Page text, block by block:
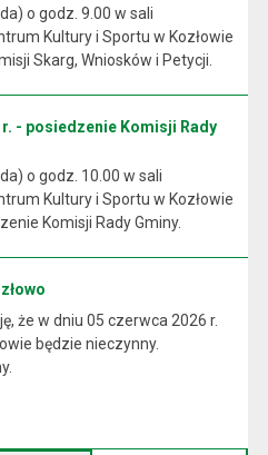
o godz. 9.00 w sali
Kultury i Sportu w Kozłowie
Skarg, Wniosków i Petycji.
- posiedzenie Komisji Rady
o godz. 10.00 w sali
Kultury i Sportu w Kozłowie
Komisji Rady Gminy.
że w dniu 05 czerwca 2026 r.
będzie nieczynny.